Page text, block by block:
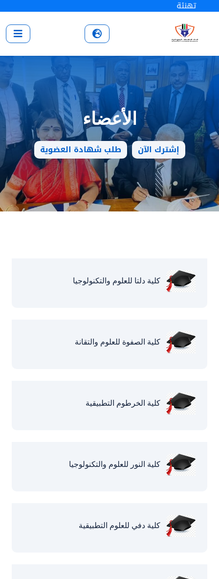
تهنئة
الأعضاء
طلب شهادة العضوية إشترك الآن
كلية دلتا للعلوم والتكنولوجيا
كلية الصفوة للعلوم والتقانة
كلية الخرطوم التطبيقية
كلية النور للعلوم والتكنولوجيا
كلية دفي للعلوم التطبيقية